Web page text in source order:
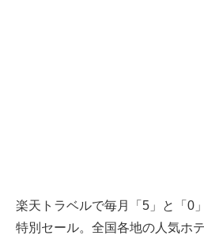
楽天トラベルで毎月「5」と「0
特別セール。全国各地の人気ホ